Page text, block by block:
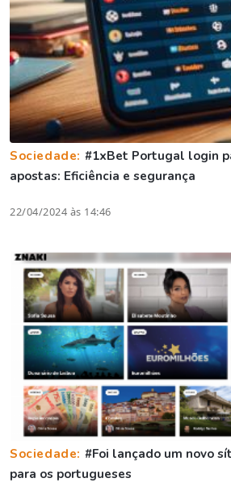
Sociedade: #1xBet Portugal login
apostas: Eficiência e segurança
22/04/2024 às 14:46
Sociedade: #Foi lançado um novo
para os portugueses